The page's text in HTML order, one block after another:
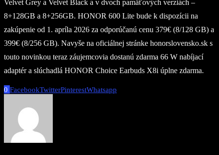
Velvet Grey a Velvet Black a v dvoch pamäťových verziách –
8+128GB a 8+256GB. HONOR 600 Lite bude k dispozícii na
zakúpenie od 1. apríla 2026 za odporúčanú cenu 379€ (8/128 GB) a
399€ (8/256 GB). Navyše na oficiálnej stránke honorslovensko.sk s
touto novinkou teraz záujemcovia dostanú zdarma 66 W nabíjací
adaptér a slúchadlá HONOR Choice Earbuds X8i úplne zdarma.
0 FacebookTwitterPinterestWhatsapp